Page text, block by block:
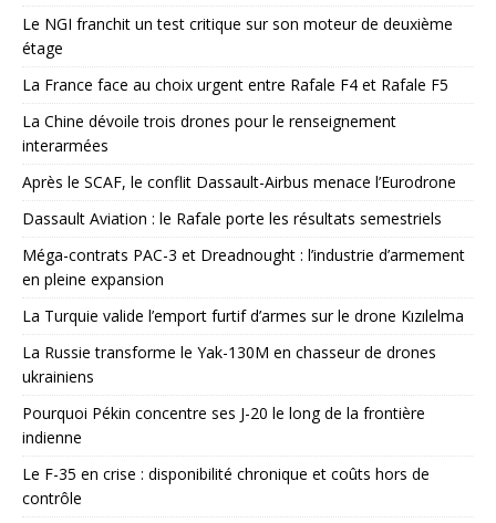
Le NGI franchit un test critique sur son moteur de deuxième
étage
La France face au choix urgent entre Rafale F4 et Rafale F5
La Chine dévoile trois drones pour le renseignement
interarmées
Après le SCAF, le conflit Dassault-Airbus menace l’Eurodrone
Dassault Aviation : le Rafale porte les résultats semestriels
Méga-contrats PAC-3 et Dreadnought : l’industrie d’armement
en pleine expansion
La Turquie valide l’emport furtif d’armes sur le drone Kızılelma
La Russie transforme le Yak-130M en chasseur de drones
ukrainiens
Pourquoi Pékin concentre ses J-20 le long de la frontière
indienne
Le F-35 en crise : disponibilité chronique et coûts hors de
contrôle